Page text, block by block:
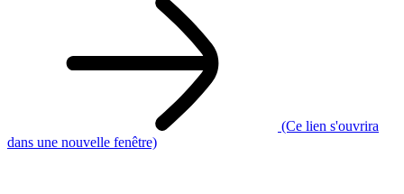
(Ce lien s'ouvrira
dans une nouvelle fenêtre)